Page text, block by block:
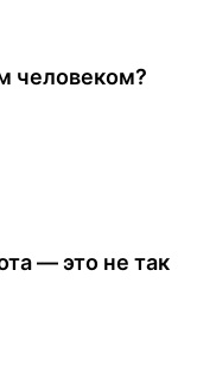
человеком?
— это не так